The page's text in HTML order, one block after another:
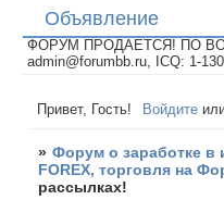
Объявление
ФОРУМ ПРОДАЕТСЯ! ПО
admin@forumbb.ru, ICQ: 1-
Привет, Гость! Войдите
» Форум о заработке в
FOREX, торговля на
рассылках!